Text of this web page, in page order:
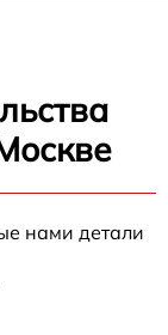
нами детали